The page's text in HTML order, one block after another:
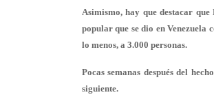
Asimismo, hay que destacar
popular que se dio en
lo menos, a 3.000 personas.
Pocas semanas después del
siguiente.